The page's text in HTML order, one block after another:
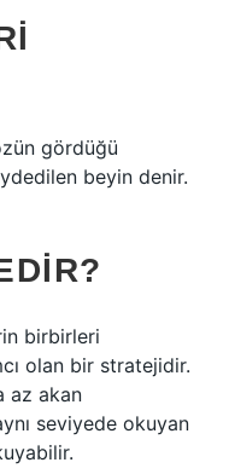
gördüğü
beyin denir.
birbirleri
olan bir stratejidir.
az akan
seviyede okuyan